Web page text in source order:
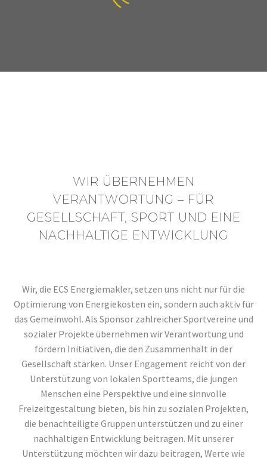
0
WIR ÜBERNEHMEN
VERANTWORTUNG – FÜR
GESELLSCHAFT, SPORT UND EINE
NACHHALTIGE ENTWICKLUNG
Wir, die ECS Energiemakler, setzen uns nicht nur für die
Optimierung von Energiekosten ein, sondern auch aktiv für
das Gemeinwohl. Als Sponsor zahlreicher Sportvereine und
sozialer Projekte übernehmen wir Verantwortung und
fördern Initiativen, die den Zusammenhalt in der
Gesellschaft stärken. Unser Engagement reicht von der
Unterstützung von lokalen Sportteams, die jungen
Menschen eine Perspektive und eine sinnvolle
Freizeitgestaltung bieten, bis hin zu sozialen Projekten,
die benachteiligte Gruppen unterstützen und zu einer
nachhaltigen Entwicklung beitragen. Mit unserer
Unterstützung möchten wir dazu beitragen, Werte wie